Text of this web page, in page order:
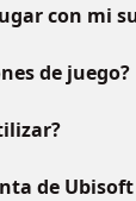
con mi
de juego?
de